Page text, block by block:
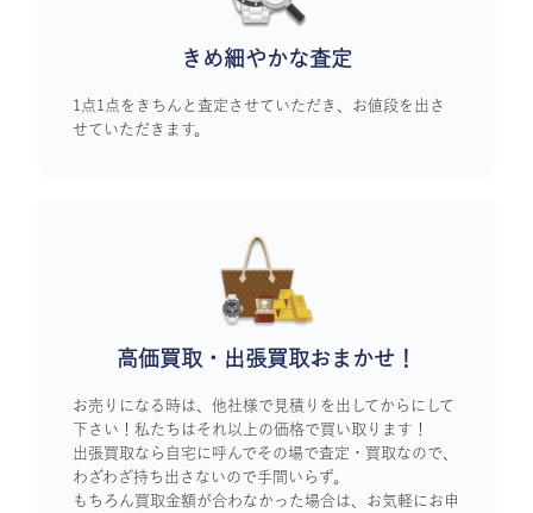
きめ細やかな査定
1点1点をきちんと査定させていただき、お値段を出さ
せていただきます。
高価買取・出張買取おまかせ！
お売りになる時は、他社様で見積りを出してからにして
下さい！私たちはそれ以上の価格で買い取ります！
出張買取なら自宅に呼んでその場で査定・買取なので、
わざわざ持ち出さないので手間いらず。
もちろん買取金額が合わなかった場合は、お気軽にお申